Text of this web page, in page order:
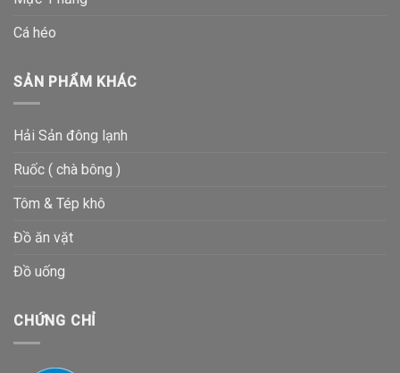
Cá héo
SẢN PHẨM KHÁC
Hải Sản đông lạnh
Ruốc ( chà bông )
Tôm & Tép khô
Đồ ăn vặt
Đồ uống
CHỨNG CHỈ